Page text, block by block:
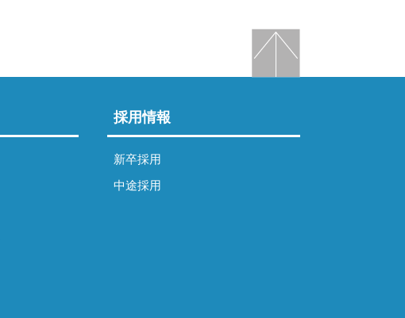
採用情報
新卒採用
中途採用